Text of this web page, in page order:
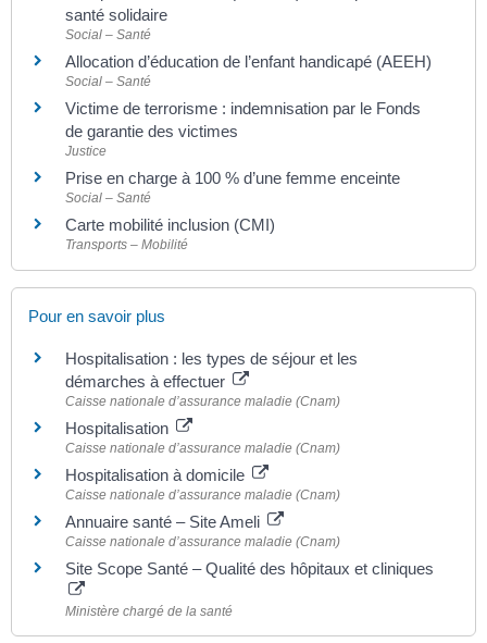
santé solidaire
Social – Santé
Allocation d’éducation de l’enfant handicapé (AEEH)
Social – Santé
Victime de terrorisme : indemnisation par le Fonds
de garantie des victimes
Justice
Prise en charge à 100 % d’une femme enceinte
Social – Santé
Carte mobilité inclusion (CMI)
Transports – Mobilité
Pour en savoir plus
Hospitalisation : les types de séjour et les
démarches à effectuer
Caisse nationale d’assurance maladie (Cnam)
Hospitalisation
Caisse nationale d’assurance maladie (Cnam)
Hospitalisation à domicile
Caisse nationale d’assurance maladie (Cnam)
Annuaire santé – Site Ameli
Caisse nationale d’assurance maladie (Cnam)
Site Scope Santé – Qualité des hôpitaux et cliniques
Ministère chargé de la santé